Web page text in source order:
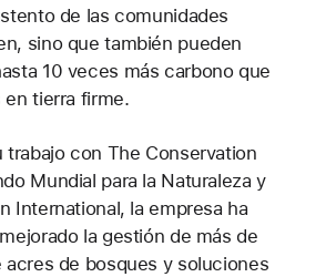
de las comunidades
sino que también pueden
10 veces más carbono que
en tierra firme.
trabajo con The Conservation
Mundial para la Naturaleza y
International, la empresa ha
la gestión de más de
acres de bosques y soluciones